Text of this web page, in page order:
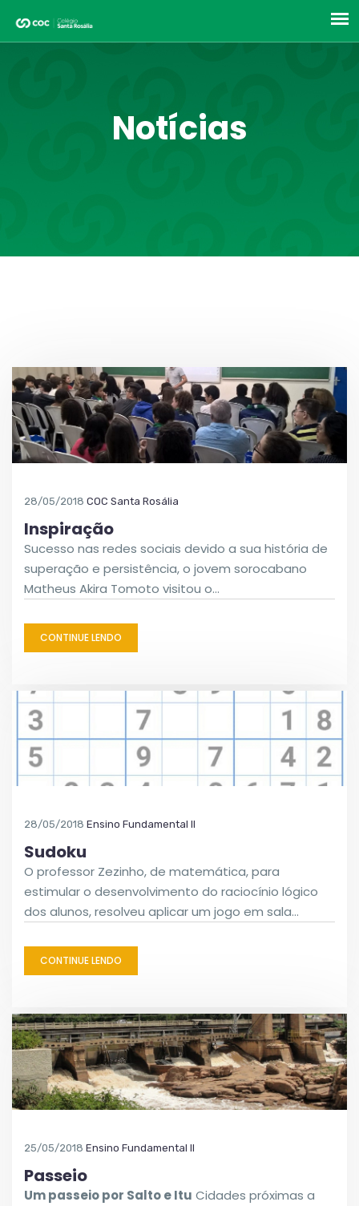
Notícias
28/05/2018 COC Santa Rosália
Inspiração
Sucesso nas redes sociais devido a sua história de
superação e persistência, o jovem sorocabano
Matheus Akira Tomoto visitou o…
CONTINUE LENDO
28/05/2018 Ensino Fundamental II
Sudoku
O professor Zezinho, de matemática, para
estimular o desenvolvimento do raciocínio lógico
dos alunos, resolveu aplicar um jogo em sala…
CONTINUE LENDO
25/05/2018 Ensino Fundamental II
Passeio
Um passeio por Salto e Itu Cidades próximas a